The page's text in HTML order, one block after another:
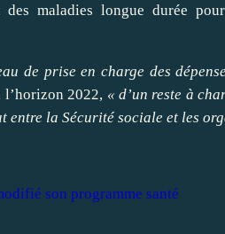
maladies longue durée pour
de prise en charge des
2022, « d’un reste à
la Sécurité sociale et les
son programme santé